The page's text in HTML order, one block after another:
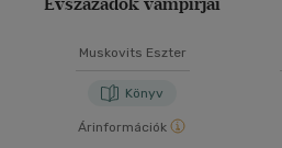
Muskovits Eszter
Könyv
Árinformációk